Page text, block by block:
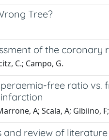
Tree?
of the coronary
C.; Campo, G.
free ratio
A; Scala, A; Gibiino,
and review of literature